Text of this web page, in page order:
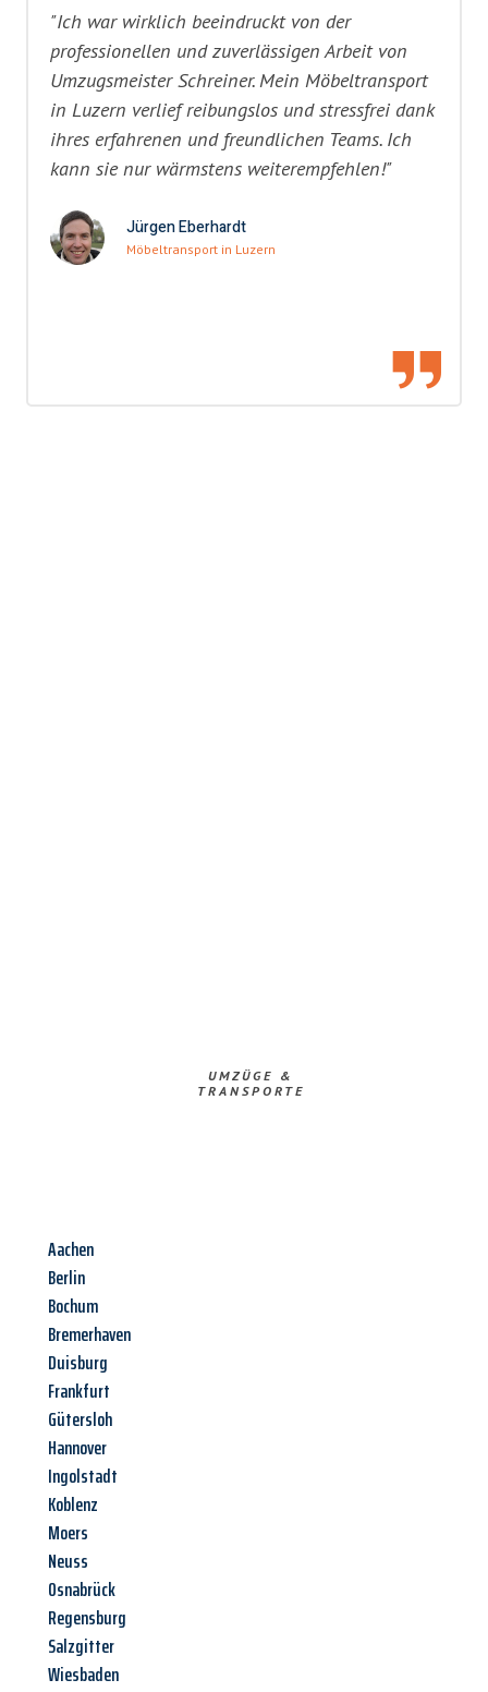
"Ich war wirklich beeindruckt von der
professionellen und zuverlässigen Arbeit von
Umzugsmeister Schreiner. Mein Möbeltransport
in Luzern verlief reibungslos und stressfrei dank
ihres erfahrenen und freundlichen Teams. Ich
kann sie nur wärmstens weiterempfehlen!"
Jürgen Eberhardt
Möbeltransport in Luzern
UMZÜGE &
TRANSPORTE
Aachen
Berlin
Bochum
Bremerhaven
Duisburg
Frankfurt
Gütersloh
Hannover
Ingolstadt
Koblenz
Moers
Neuss
Osnabrück
Regensburg
Salzgitter
Wiesbaden